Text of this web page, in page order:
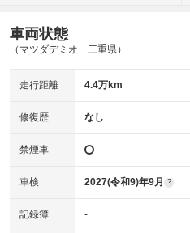
車両状態
（マツダデミオ 三重県）
走行距離 4.4万km
修復歴 なし
禁煙車
車検 2027(令和9)年9月 ?
記録簿 -